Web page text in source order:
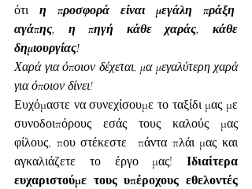
ότι η προσφορά είναι μεγάλη πράξη
αγάπης, η πηγή κάθε χαράς, κάθε
δημιουργίας!
Χαρά για όποιον δέχεται, μα μεγαλύτερη χαρά
για όποιον δίνει!
Ευχόμαστε να συνεχίσουμε το ταξίδι μας με
συνοδοιπόρους εσάς τους καλούς μας
φίλους, που στέκεστε  πάντα πλάι μας και
αγκαλιάζετε το έργο μας! Ιδιαίτερα
ευχαριστούμε τους υπέροχους εθελοντές